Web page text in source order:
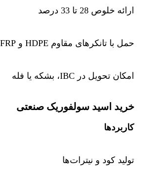
ارائه خلوص 28 تا 33 درصد
حمل با تانکرهای مقاوم HDPE و FRP
امکان تحویل در IBC، بشکه یا فله
خرید اسید سولفوریک صنعتی
کاربردها
تولید کود و نیترات‌ها